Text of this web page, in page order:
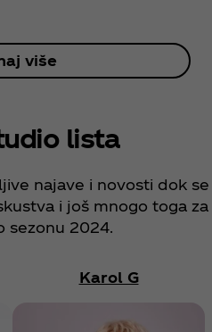
više
lista
najave i novosti dok se
i još mnogo toga za
sezonu 2024.
Karol G